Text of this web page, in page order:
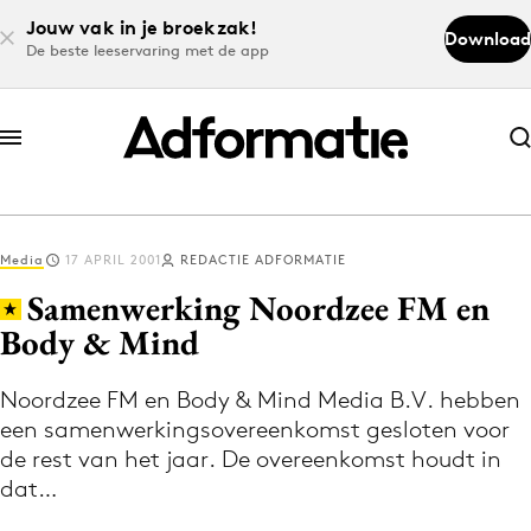
Jouw vak in je broekzak!
De beste leeservaring met de app
Download
Abonneer nu
Abonneer nu
Log in
Volg het laatste nieuws via de Adformatie
Nieuws app
Media 17 APRIL 2001 REDACTIE ADFORMATIE
Samenwerking Noordzee FM en
Body & Mind
Noordzee FM en Body & Mind Media B.V. hebben
een samenwerkingsovereenkomst gesloten voor
de rest van het jaar. De overeenkomst houdt in
dat…